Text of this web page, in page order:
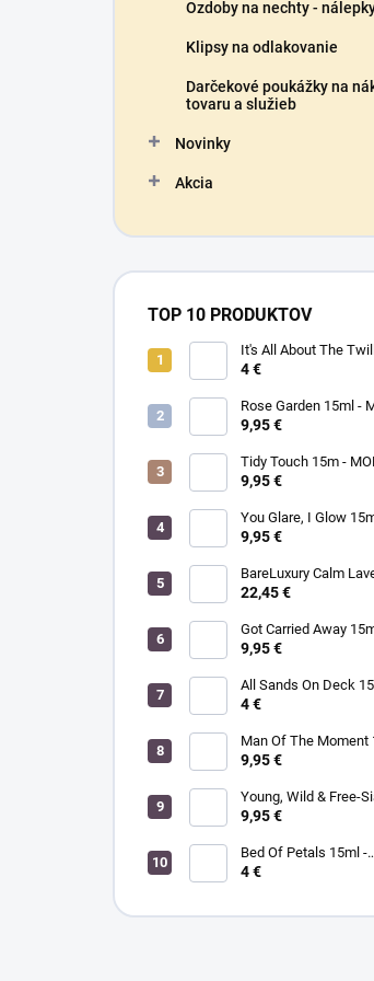
Ozdoby na nechty -
Klipsy na odlakovanie
Darčekové poukážky na
tovaru a služieb
Novinky
Akcia
TOP 10 PRODUKTOV
It's All About The
MORGAN TAYLOR -
4 €
Rose Garden 15ml -
TAYLOR - lak na
9,95 €
Tidy Touch 15m -
TAYLOR - lak na
9,95 €
You Glare, I Glow
MORGAN TAYLOR -
9,95 €
BareLuxury Calm
Sage Purifying Soak
levanduľovo šalviový
kúpeľ
22,45 €
Got Carried Away
MORGAN TAYLOR -
9,95 €
All Sands On Deck
MORGAN TAYLOR -
4 €
Man Of The Moment
MORGAN TAYLOR -
9,95 €
Young, Wild & Free-
MORGAN TAYLOR -
9,95 €
Bed Of Petals 15ml -
MORGAN TAYLOR -
4 €